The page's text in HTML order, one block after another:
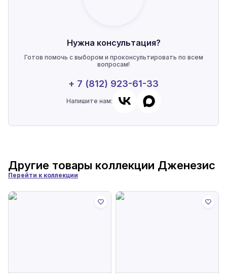
Нужна консультация?
Готов помочь с выбором и проконсультировать по всем
вопросам!
+ 7 (812) 923-61-33
Напишите нам:
Другие товары коллекции Дженезис
Перейти к коллекции